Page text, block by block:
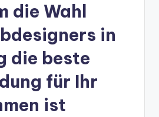
die Wahl
in
die beste
für Ihr
ist